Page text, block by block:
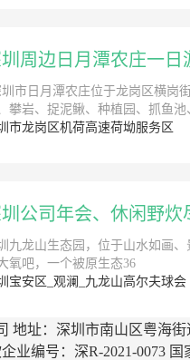
周边日月潭农庄一日
圳市日月潭农庄位于龙岗区横岗
攀岩、捉泥鳅、种植园、抓鱼池
市龙岗区机荷高速荷坳服务区
公司年会、休闲野
九龙山生态园，位于山水如画
氧吧，一个被原生态36
宝安区_观澜_九龙山高尔夫球会
地址：深圳市南山区粤海
业编号：深R-2021-0073